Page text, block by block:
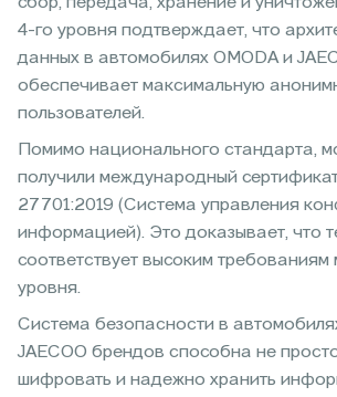
4-го уровня подтверждает, что
данных в автомобилях OMODA и
обеспечивает максимальную
пользователей.
Помимо национального стандарта,
получили международный
27701:2019 (Система управления
информацией). Это доказывает, что
соответствует высоким требованиям
уровня.
Система безопасности в
JAECOO брендов способна не
шифровать и надежно хранить